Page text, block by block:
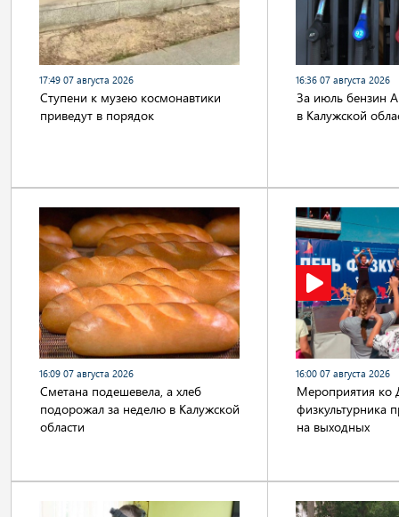
17:49 07 августа 2026
Cтупени к музею космонавтики
приведут в порядок
16:36 07 августа 2026
За июль бензин
в Калужской
16:09 07 августа 2026
Сметана подешевела, а хлеб
подорожал за неделю в Калужской
области
16:00 07 августа 2026
Мероприятия ко
физкультурника
на выходных